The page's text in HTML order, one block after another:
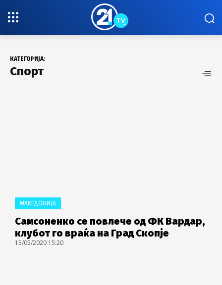
КАТЕГОРИЈА:
Спорт
МАКЕДОНИЈА
Самсоненко се повлече од ФК Вардар,
клубот го враќа на Град Скопје
15/05/2020 15:20